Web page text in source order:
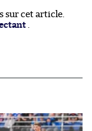
sur cet article.